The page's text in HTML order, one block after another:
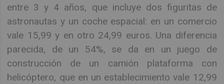
entre 3 y 4 años, que incluye dos figuritas de
astronautas y un coche espacial: en un comercio
vale 15,99 y en otro 24,99 euros. Una diferencia
parecida, de un 54%, se da en un juego de
construcción de un camión plataforma con
helicóptero, que en un establecimiento vale 12,99